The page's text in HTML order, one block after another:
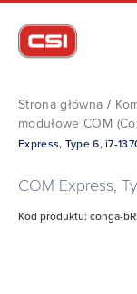
Strona główna /
modułowe COM
Express, Type 6, i7-
COM Express,
Kod produktu: conga-